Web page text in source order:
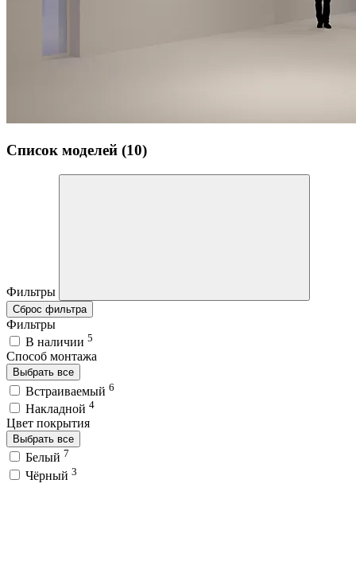
Список моделей (10)
Фильтры
Сброс фильтра
Фильтры
В наличии 5
Способ монтажа
Выбрать все
Встраиваемый 6
Накладной 4
Цвет покрытия
Выбрать все
Белый 7
Чёрный 3